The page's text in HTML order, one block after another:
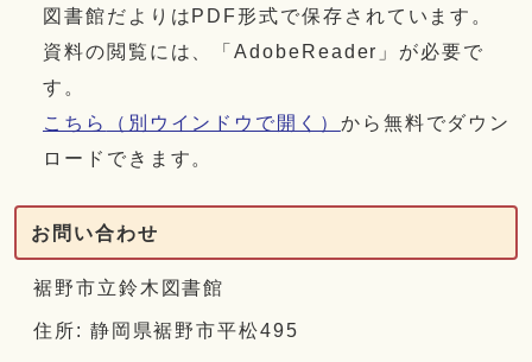
図書館だよりはPDF形式で保存されています。
資料の閲覧には、「AdobeReader」が必要で
す。
こちら
（別ウインドウで開く） から無料でダウン
ロードできます。
お問い合わせ
裾野市立鈴木図書館
住所: 静岡県裾野市平松495